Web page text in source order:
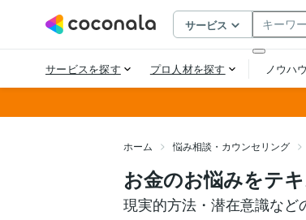
ホーム 悩み相談・カウンセリング
お金のお悩みをテ
現実的方法・潜在意識など